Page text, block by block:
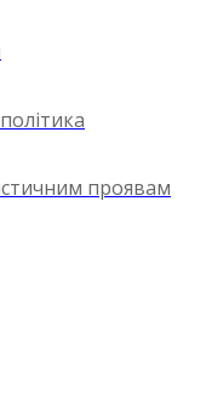
проявам